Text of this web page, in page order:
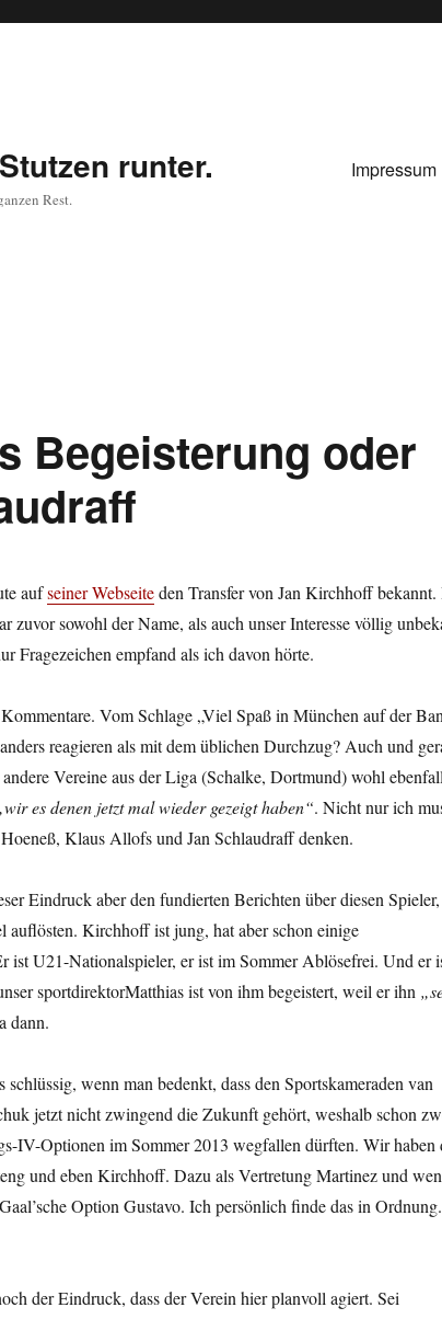
runter.
Rest.
Impressum
Begeisterung oder
aufseiner Webseiteden Transfer von Jan Kirchhoff bekannt.
zuvor sowohl der Name, als auch unser Interesse völlig
Fragezeichen empfand als ich davon hörte.
Vom Schlage „Viel Spaß in München auf der
reagieren als mit dem üblichen Durchzug? Auch und
Vereine aus der Liga (Schalke, Dortmund) wohl
es denen jetzt mal wieder gezeigt haben“. Nicht nur ich
Klaus Allofs und Jan Schlaudraff denken.
Eindruck aber den fundierten Berichten über diesen
auflösten. Kirchhoff ist jung, hat aber schon einige
ist U21-Nationalspieler, er ist im Sommer Ablösefrei. Und er
sportdirektorMatthias ist von ihm begeistert, weil er ihn
dann.
wenn man bedenkt, dass den Sportskameraden van
jetzt nicht zwingend die Zukunft gehört, weshalb schon
IV-Optionen im Sommer 2013 wegfallen dürften. Wir haben
und eben Kirchhoff. Dazu als Vertretung Martinez und
Option Gustavo. Ich persönlich finde das in
der Eindruck, dass der Verein hier planvoll agiert. Sei